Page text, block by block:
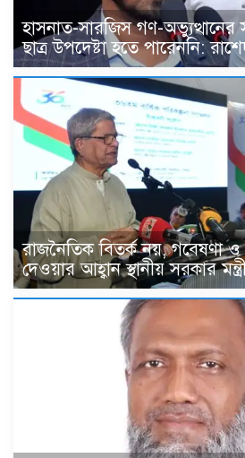
হাসনাত-সারজিস গণ-অভ্যুত্থানের
ছাত্র উপদেষ্টা হতে পারেননি:
রাজনৈতিক বিতর্ক নয়, গবেষণা ও
দেওয়ার আহ্বান স্থানীয় সরকার